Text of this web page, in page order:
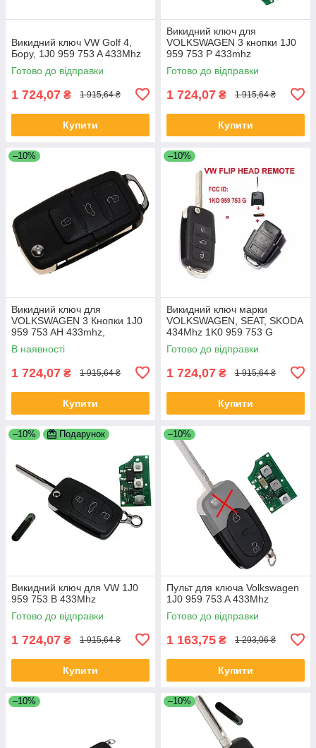
Викидний ключ VW Golf 4,
Бору, 1J0 959 753 A 433Mhz
Готово до відправки
1 724,07 ₴ 1 915,64 ₴
Купити
Викидний ключ для
VOLKSWAGEN 3 кнопки 1J0
959 753 P 433mhz
Готово до відправки
1 724,07 ₴ 1 915,64 ₴
Купити
–10%
Викидний ключ для
VOLKSWAGEN 3 Кнопки 1J0
959 753 AH 433mhz,
В наявності
1 724,07 ₴ 1 915,64 ₴
Купити
–10%
Викидний ключ марки
VOLKSWAGEN, SEAT, SKODA
434Mhz 1K0 959 753 G
Готово до відправки
1 724,07 ₴ 1 915,64 ₴
Купити
–10% Подарунок
Викидний ключ для VW 1J0
959 753 B 433Mhz
Готово до відправки
1 724,07 ₴ 1 915,64 ₴
Купити
–10%
Пульт для ключа Volkswagen
1J0 959 753 A 433Mhz
Готово до відправки
1 163,75 ₴ 1 293,06 ₴
Купити
–10% –10%